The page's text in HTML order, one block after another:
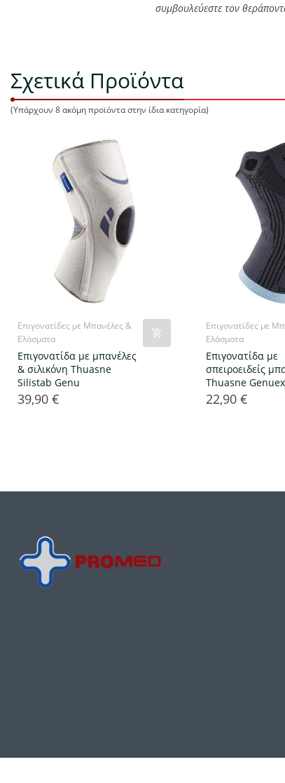
συμβουλεύεστε τον
Σχετικά Προϊόντα
(Υπάρχουν 8 ακόμη προϊόντα στην ίδια κατηγορία)
Επιγονατίδες με Μπανέλες &
Ελάσματα
Επιγονατίδα με μπανέλες
& σιλικόνη Thuasne
Silistab Genu
Τιμή
39,90 €
Επιγονατίδες με
Ελάσματα
Επιγονατίδα με
σπειροειδείς
Thuasne
Τιμή
22,90 €